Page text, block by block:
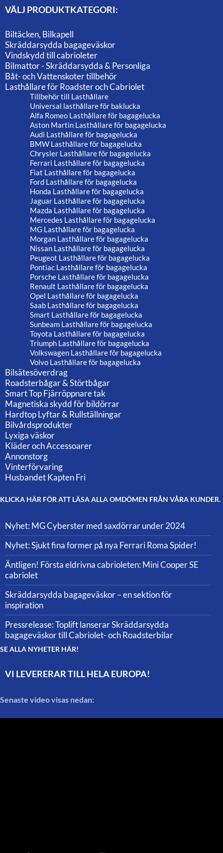
VÄLJ PRODUKTKATEGORI:
Biltäcken, Bilkapell
Skräddarsydda bagageväskor
Vindskydd till cabrioleter
Bilmattor - Skräddarsydda & Personliga
Båt- och Vattenskoter tillbehör
Lasthållare för Roadster och Cabriolet
Tillbehör till Lasthållare
Universal lasthållare för baklucka
Alfa Romeo Lasthållare för bagagelucka
Aston Martin Lasthållare för bagagelucka
Audi Lasthållare för bagagelucka
BMW Lasthållare för bagagelucka
Chrysler Lasthållare för bagagelucka
Ferrari Lasthållare för bagagelucka
Fiat Lasthållare för bagagelucka
Ford Lasthållare för bagagelucka
Honda Lasthållare för bagagelucka
Jaguar Lasthållare för bagagelucka
Mazda Lasthållare för bagagelucka
Mercedes Lasthållare för bagagelucka
MG Lasthållare för bagagelucka
Morgan Lasthållare för bagagelucka
Nissan Lasthållare för bagagelucka
Peugeot Lasthållare för bagagelucka
Pontiac Lasthållare för bagagelucka
Porsche Lasthållare för bagagelucka
Renault Lasthållare för bagagelucka
Opel Lasthållare för bagagelucka
Saab Lasthållare för bagagelucka
Smart Lasthållare för bagagelucka
Sunbeam Lasthållare för bagagelucka
Toyota Lasthållare för bagagelucka
Triumph Lasthållare för bagagelucka
Volkswagen Lasthållare för bagagelucka
Volvo Lasthållare för bagagelucka
Bilsätesöverdrag
Roadsterbågar & Störtbågar
Smart Top Fjärröppnare tak
Magnetiska skydd för bildörrar
Hardtop Lyftar & Rullställningar
Bilvårdsprodukter
Lyxiga väskor
Kläder och Accessoarer
Annonstorg
Vinterförvaring
Husbandet Kapten Fri
KLICKA HÄR FÖR ATT LÄSA ALLA OMDÖMEN FRÅN VÅRA KUNDER.
Nyhet: MG Cyberster med saxdörrar under 2024
Nyhet: Sjukt fina former på nya Ferrari Roma Spider!
Äntligen! Första eldrivna cabrioleten: Mini Cooper SE
cabriolet
Skräddarsydda bagageväskor – en sektion för
inspiration
Pressrelease: Toplift lanserar Skräddarsydda
bagageväskor till Cabriolet- och Roadsterbilar
SE ALLA NYHETER HÄR!
VI LEVERERAR TILL HELA EUROPA!
Senaste video visas nedan: